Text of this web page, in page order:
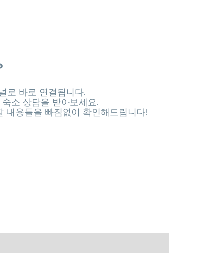
로 바로 연결됩니다.
소 상담을 받아보세요.
내용들을 빠짐없이 확인해드립니다!